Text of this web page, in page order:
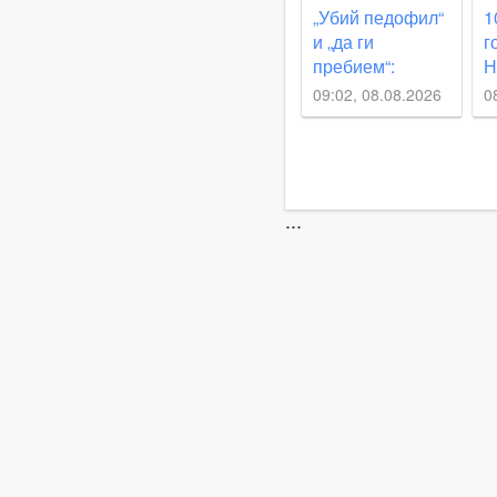
„Убий педофил“
и „да ги
пребием“:
Обвинени за
жестокото
призиви с
09:02, 08.08.2026
...